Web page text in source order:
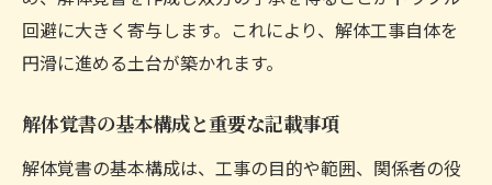
同意書や覚書のひな形を使うメリットとは
トラブル回避へ向けた解体の事前準備とは
有効
行政手続きと解体覚書の連携ポイント
回避に大きく寄与します。これにより、解体工事自体を
円滑に進める土台が築かれます。
解体覚書の基本構成と重要な記載事項
解体覚書の基本構成は、工事の目的や範囲、関係者の役